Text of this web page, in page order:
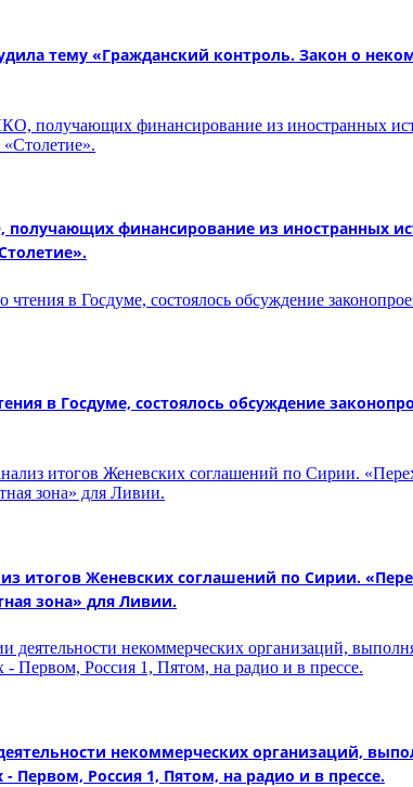
тему «Гражданский контроль. Закон о
финансирование из иностранных
в Госдуме, состоялось обсуждение
итогов Женевских соглашений по Сирии.
зона» для Ливии.
некоммерческих организаций,
Первом, Россия 1, Пятом, на радио и в прессе.